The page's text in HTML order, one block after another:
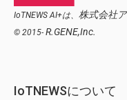
IoTNEWS AI+は、 株式会社
© 2015- R.GENE,Inc.
IoTNEWSについて